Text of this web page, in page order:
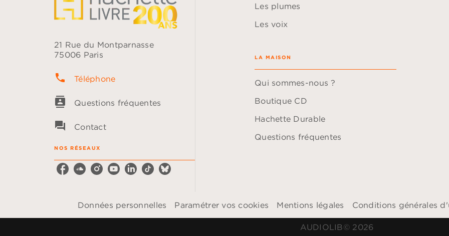
21 Rue du Montparnasse
75006 Paris
phone Téléphone
contacts Questions fréquentes
question_answer Contact
NOS RÉSEAUX
Les plumes
Les voix
LA MAISON
Qui sommes-nous ?
Boutique CD
Hachette Durable
Questions fréquentes
Données personnelles Paramétrer vos cookies Mentions légales Conditions générales
AUDIOLIB© 2026